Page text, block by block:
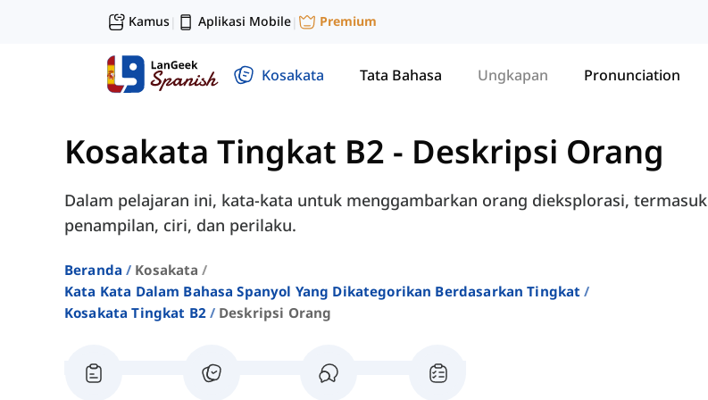
Kamus| Aplikasi Mobile| Premium
Kosakata Tata Bahasa Ungkapan Pronunciation
Kosakata Tingkat B2 - Deskripsi Orang
Dalam pelajaran ini, kata-kata untuk menggambarkan orang dieksplorasi, termasuk
penampilan, ciri, dan perilaku.
Beranda
Kosakata
Kata Kata Dalam Bahasa Spanyol Yang Dikategorikan Berdasarkan Tingkat
Kosakata Tingkat B2
Deskripsi Orang